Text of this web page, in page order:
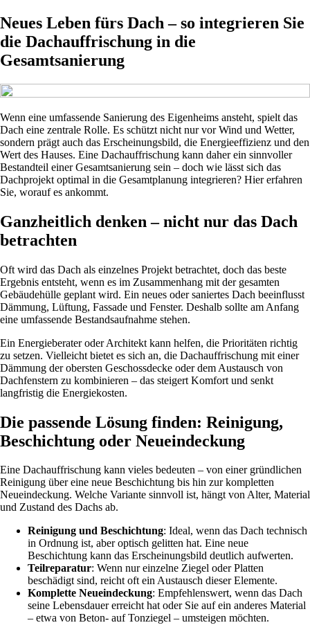
Neues Leben fürs Dach – so integrieren Sie
die Dachauffrischung in die
Gesamtsanierung
Wenn eine umfassende Sanierung des Eigenheims ansteht, spielt das
Dach eine zentrale Rolle. Es schützt nicht nur vor Wind und Wetter,
sondern prägt auch das Erscheinungsbild, die Energieeffizienz und den
Wert des Hauses. Eine Dachauffrischung kann daher ein sinnvoller
Bestandteil einer Gesamtsanierung sein – doch wie lässt sich das
Dachprojekt optimal in die Gesamtplanung integrieren? Hier erfahren
Sie, worauf es ankommt.
Ganzheitlich denken – nicht nur das Dach
betrachten
Oft wird das Dach als einzelnes Projekt betrachtet, doch das beste
Ergebnis entsteht, wenn es im Zusammenhang mit der gesamten
Gebäudehülle geplant wird. Ein neues oder saniertes Dach beeinflusst
Dämmung, Lüftung, Fassade und Fenster. Deshalb sollte am Anfang
eine umfassende Bestandsaufnahme stehen.
Ein Energieberater oder Architekt kann helfen, die Prioritäten richtig
zu setzen. Vielleicht bietet es sich an, die Dachauffrischung mit einer
Dämmung der obersten Geschossdecke oder dem Austausch von
Dachfenstern zu kombinieren – das steigert Komfort und senkt
langfristig die Energiekosten.
Die passende Lösung finden: Reinigung,
Beschichtung oder Neueindeckung
Eine Dachauffrischung kann vieles bedeuten – von einer gründlichen
Reinigung über eine neue Beschichtung bis hin zur kompletten
Neueindeckung. Welche Variante sinnvoll ist, hängt von Alter, Material
und Zustand des Dachs ab.
Reinigung und Beschichtung: Ideal, wenn das Dach technisch
in Ordnung ist, aber optisch gelitten hat. Eine neue
Beschichtung kann das Erscheinungsbild deutlich aufwerten.
Teilreparatur: Wenn nur einzelne Ziegel oder Platten
beschädigt sind, reicht oft ein Austausch dieser Elemente.
Komplette Neueindeckung: Empfehlenswert, wenn das Dach
seine Lebensdauer erreicht hat oder Sie auf ein anderes Material
– etwa von Beton- auf Tonziegel – umsteigen möchten.